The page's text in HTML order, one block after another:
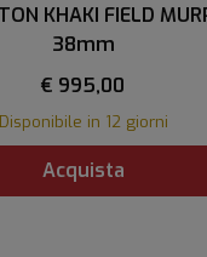
KHAKI FIELD
38mm
€ 995,00
in 12 giorni
Acquista